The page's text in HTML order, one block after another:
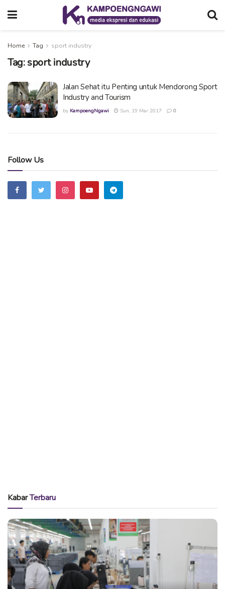
Home Tag sport industry
Tag:sport industry
Jalan Sehat itu Penting untuk Mendorong Sport
Industry and Tourism
by KampoengNgawi Sun, 19 Mar 2017 0
Follow Us
KabarTerbaru